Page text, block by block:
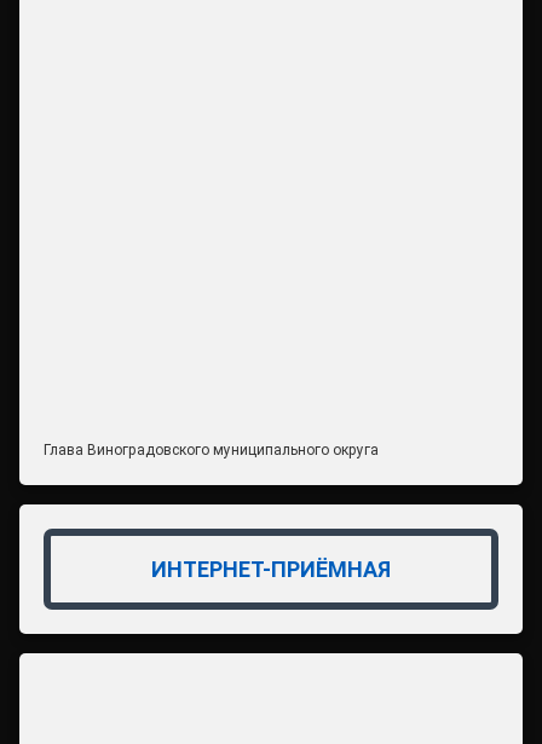
Глава Виноградовского муниципального округа
ИНТЕРНЕТ-ПРИЁМНАЯ